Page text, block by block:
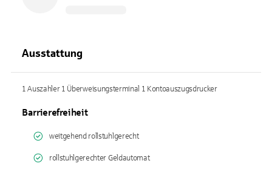
Ausstattung
1 Auszahler 1 Überweisungsterminal 1 Kontoauszugsdrucker
Barrierefreiheit
weitgehend rollstuhlgerecht
rollstuhlgerechter Geldautomat